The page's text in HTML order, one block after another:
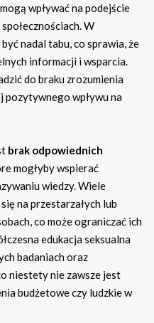
mogą wpływać na podejście
W
nadal tabu, co sprawia, że
informacji i wsparcia.
do braku zrozumienia
pozytywnego wpływu na
brak odpowiednich
mogłyby wspierać
wiedzy. Wiele
na przestarzałych lub
co może ograniczać ich
edukacja seksualna
badaniach oraz
niestety nie zawsze jest
budżetowe czy ludzkie w